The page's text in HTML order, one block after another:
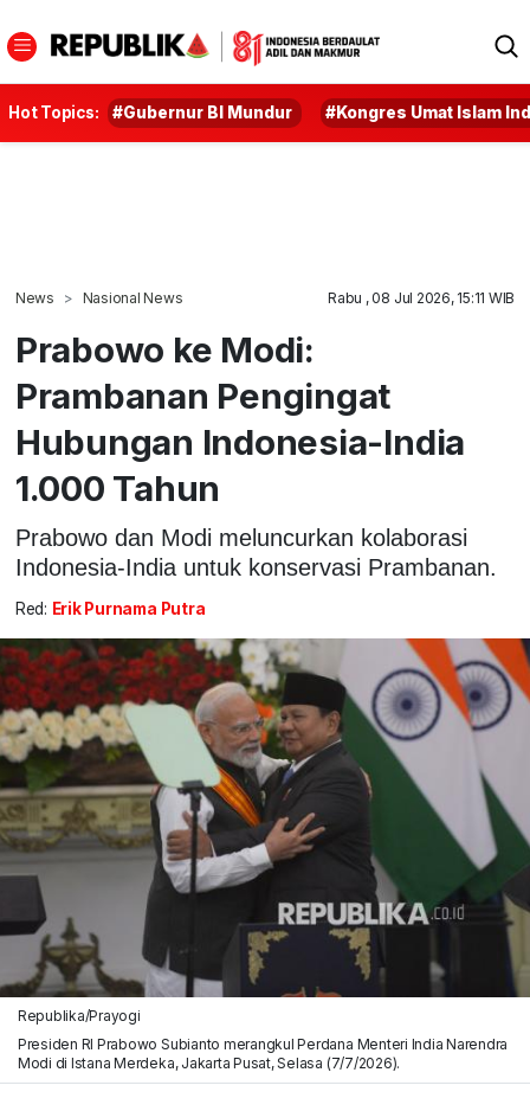
Hot Topics: #Gubernur BI Mundur #Kongres Umat Islam
News Nasional News Rabu , 08 Jul 2026, 15:11 WIB
Prabowo ke Modi:
Prambanan Pengingat
Hubungan Indonesia-India
1.000 Tahun
Prabowo dan Modi meluncurkan kolaborasi
Indonesia-India untuk konservasi Prambanan.
Red: Erik Purnama Putra
Republika/Prayogi
Presiden RI Prabowo Subianto merangkul Perdana Menteri India Narendra
Modi di Istana Merdeka, Jakarta Pusat, Selasa (7/7/2026).